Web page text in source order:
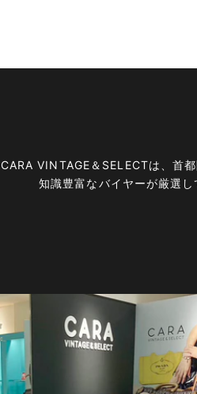
CARA VINTAGE＆SELECTは、首
知識豊富なバイヤーが厳選